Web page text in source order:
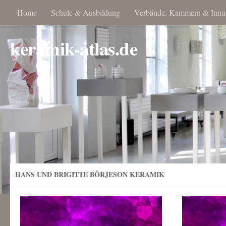
Home Schule & Ausbildung Verbände, Kammern &
keramik-atlas.de
HANS UND BRIGITTE BÖRJESON KERAMIK